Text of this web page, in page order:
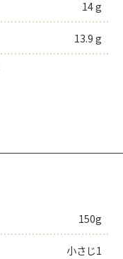
14 g
13.9 g
150g
小さじ1